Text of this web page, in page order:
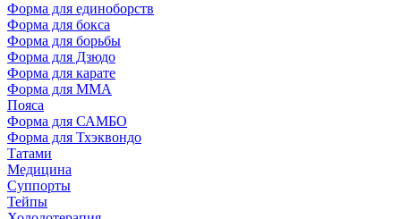
Форма для единоборств
Форма для бокса
Форма для борьбы
Форма для Дзюдо
Форма для карате
Форма для MMA
Пояса
Форма для САМБО
Форма для Тхэквондо
Татами
Медицина
Суппорты
Тейпы